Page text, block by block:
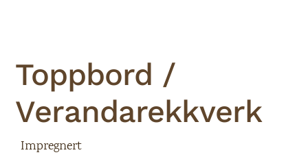
Toppbord /
Verandarekkverk
Impregnert